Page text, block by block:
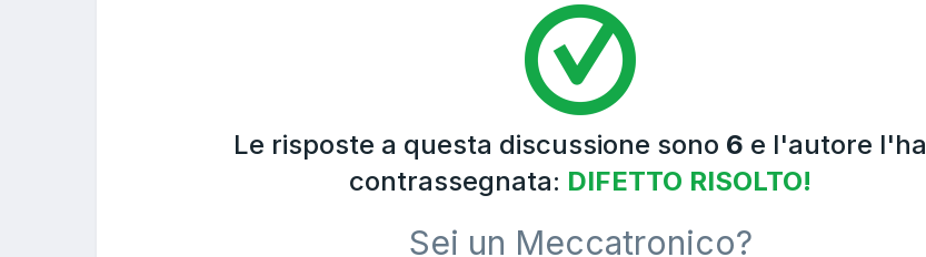
Le risposte a questa discussione sono 6 e l'autore l'ha
contrassegnata: DIFETTO RISOLTO!
Sei un Meccatronico?